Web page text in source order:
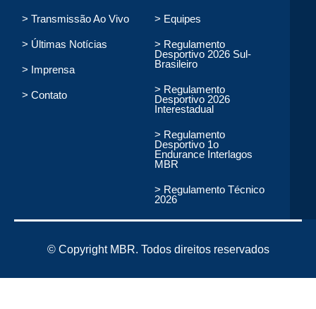
> Transmissão Ao Vivo
> Últimas Notícias
> Imprensa
> Contato
> Equipes
> Regulamento
Desportivo 2026 Sul-
Brasileiro
> Regulamento
Desportivo 2026
Interestadual
> Regulamento
Desportivo 1o
Endurance Interlagos
MBR
> Regulamento Técnico
2026
© Copyright MBR. Todos direitos reservados